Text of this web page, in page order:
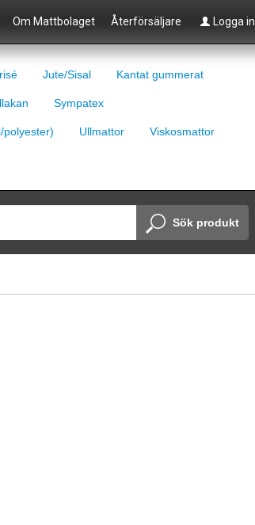
Om Mattbolaget Återförsäljare Logga in
Jute/Sisal Kantat gummerat
Sympatex
polyester) Ullmattor Viskosmattor
Sök produkt